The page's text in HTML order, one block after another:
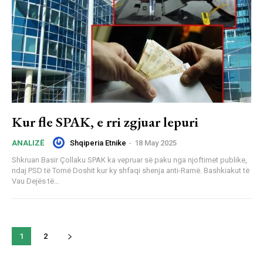
Kur fle SPAK, e rri zgjuar lepuri
ANALIZË Shqiperia Etnike - 18 May 2025
Shkruan Basir Çollaku SPAK ka vepruar së paku nga njoftimet publike,
ndaj PSD të Tomë Doshit kur ky shfaqi shenja anti-Ramë. Bashkiakut të
Vau Dejës të...
1 2